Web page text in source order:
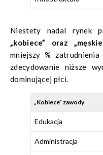
Niestety nadal rynek
„kobiece” oraz
mniejszy %
zdecydowanie niższe
dominującej płci.
„Kobiece” zawody
Edukacja
Administracja